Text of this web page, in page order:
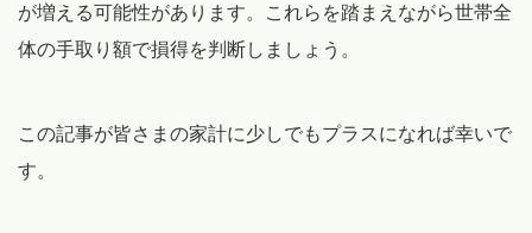
が増える可能性があります。これらを踏まえながら世帯全
体の手取り額で損得を判断しましょう。
この記事が皆さまの家計に少しでもプラスになれば幸いで
す。